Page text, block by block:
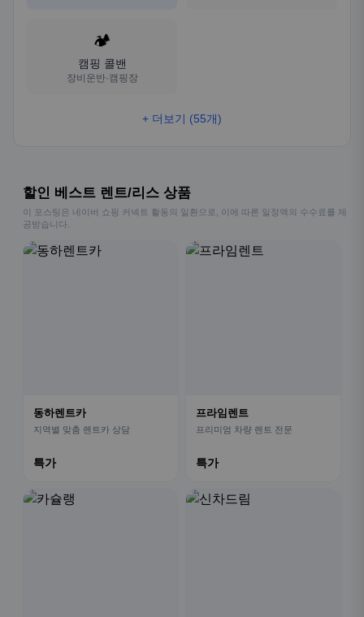
🏕️
캠핑 콜밴
장비운반·캠핑장
+ 더보기 (55개)
할인 베스트 렌트/리스 상품
이 포스팅은 네이버 쇼핑 커넥트 활동의 일환으로, 이에 따른 일정액의 수수료를 제
공받습니다.
동하렌트카
지역별 맞춤 렌트카 상담
특가
프라임렌트
프리미엄 차량 렌트 전문
특가